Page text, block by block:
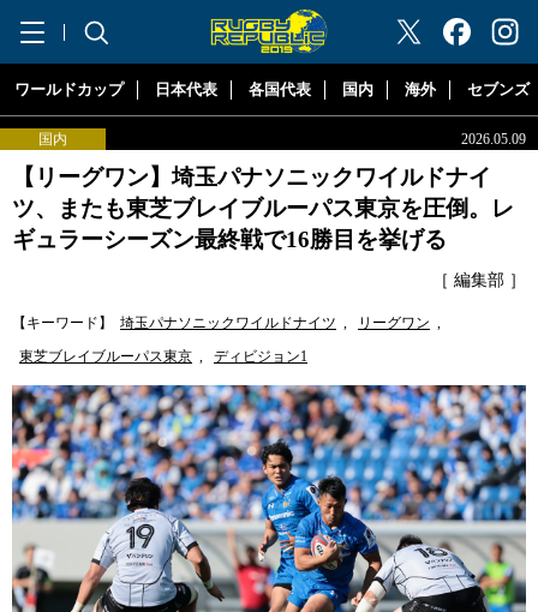
"ラグビーリパブリック"
ワールドカップ 日本代表 各国代表 国内 海外 セブンズ
国内 2026.05.09
【リーグワン】埼玉パナソニックワイルドナイ
ツ、またも東芝ブレイブルーパス東京を圧倒。レ
ギュラーシーズン最終戦で16勝目を挙げる
［ 編集部 ］
【キーワード】 埼玉パナソニックワイルドナイツ , リーグワン ,
東芝ブレイブルーパス東京 , ディビジョン1